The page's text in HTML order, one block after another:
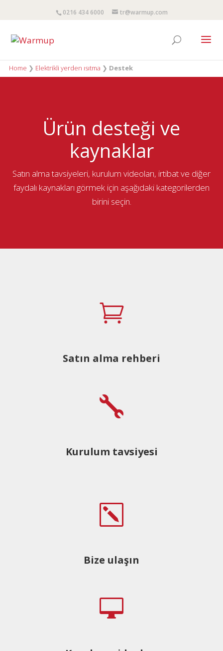
0216 434 6000 tr@warmup.com
Home ❯ Elektrikli yerden ısıtma ❯ Destek
Ürün desteği ve
kaynaklar
Satın alma tavsiyeleri, kurulum videoları, irtibat ve diğer
faydalı kaynakları görmek için aşağıdaki kategorilerden
birini seçin.

Satın alma rehberi

Kurulum tavsiyesi
k
Bize ulaşın
